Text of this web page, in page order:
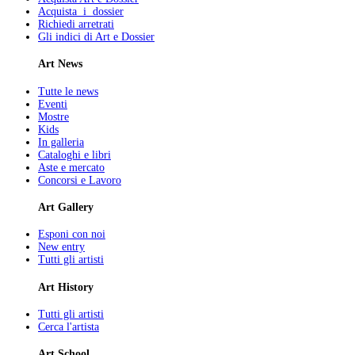
Acquista i dossier
Richiedi arretrati
Gli indici di Art e Dossier
Art News
Tutte le news
Eventi
Mostre
Kids
In galleria
Cataloghi e libri
Aste e mercato
Concorsi e Lavoro
Art Gallery
Esponi con noi
New entry
Tutti gli artisti
Art History
Tutti gli artisti
Cerca l'artista